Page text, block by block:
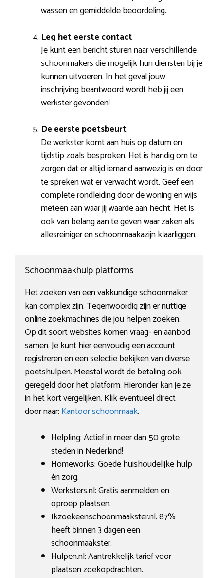
wassen en gemiddelde beoordeling.
Leg het eerste contact
Je kunt een bericht sturen naar verschillende
schoonmakers die mogelijk hun diensten bij je
kunnen uitvoeren. In het geval jouw
inschrijving beantwoord wordt heb jij een
werkster gevonden!
De eerste poetsbeurt
De werkster komt aan huis op datum en
tijdstip zoals besproken. Het is handig om te
zorgen dat er altijd iemand aanwezig is en door
te spreken wat er verwacht wordt. Geef een
complete rondleiding door de woning en wijs
meteen aan waar jij waarde aan hecht. Het is
ook van belang aan te geven waar zaken als
allesreiniger en schoonmaakazijn klaarliggen.
Schoonmaakhulp platforms
Het zoeken van een vakkundige schoonmaker
kan complex zijn. Tegenwoordig zijn er nuttige
online zoekmachines die jou helpen zoeken.
Op dit soort websites komen vraag- en aanbod
samen. Je kunt hier eenvoudig een account
registreren en een selectie bekijken van diverse
poetshulpen. Meestal wordt de betaling ook
geregeld door het platform. Hieronder kan je ze
in het kort vergelijken. Klik eventueel direct
door naar: Kantoor schoonmaak.
Helpling: Actief in meer dan 50 grote
steden in Nederland!
Homeworks: Goede huishoudelijke hulp
én zorg.
Werksters.nl: Gratis aanmelden en
oproep plaatsen.
Ikzoekeenschoonmaakster.nl: 87%
heeft binnen 3 dagen een
schoonmaakster.
Hulpen.nl: Aantrekkelijk tarief voor
plaatsen zoekopdrachten.